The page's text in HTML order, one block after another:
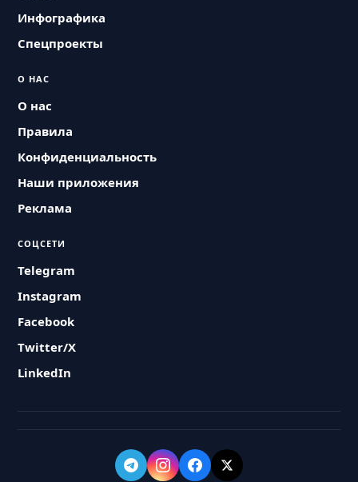
Инфографика
Спецпроекты
О НАС
О нас
Правила
Конфиденциальность
Наши приложения
Реклама
СОЦСЕТИ
Telegram
Instagram
Facebook
Twitter/X
LinkedIn